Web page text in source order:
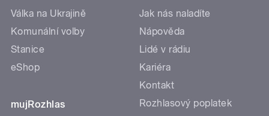
Válka na Ukrajině
Komunální volby
Stanice
eShop
mujRozhlas
Jak nás naladíte
Nápověda
Lidé v rádiu
Kariéra
Kontakt
Rozhlasový poplatek